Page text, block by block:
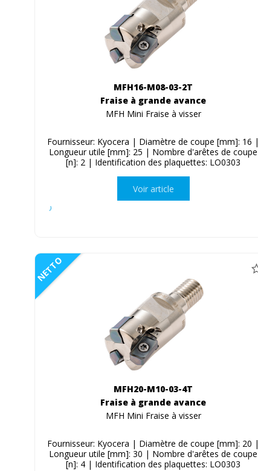
MFH16-M08-03-2T
Fraise à grande avance
MFH Mini Fraise à visser
Fournisseur: Kyocera | Diamètre de coupe [mm]: 16 |
Longueur utile [mm]: 25 | Nombre d'arêtes de coupe
[n]: 2 | Identification des plaquettes: LO0303
Voir article
NETTO
MFH20-M10-03-4T
Fraise à grande avance
MFH Mini Fraise à visser
Fournisseur: Kyocera | Diamètre de coupe [mm]: 20 |
Longueur utile [mm]: 30 | Nombre d'arêtes de coupe
[n]: 4 | Identification des plaquettes: LO0303